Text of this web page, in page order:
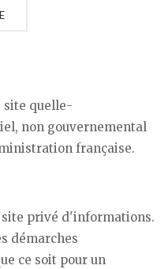
site quelle-
non gouvernemental
française.
site privé d'informations.
démarches
ce soit pour un